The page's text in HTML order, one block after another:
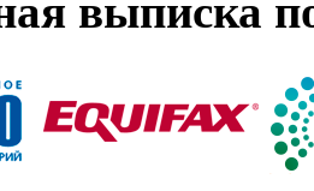
выписка